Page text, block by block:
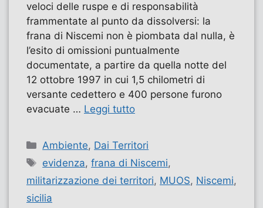
veloci delle ruspe e di responsabilità
frammentate al punto da dissolversi: la
frana di Niscemi non è piombata dal nulla, è
l’esito di omissioni puntualmente
documentate, a partire da quella notte del
12 ottobre 1997 in cui 1,5 chilometri di
versante cedettero e 400 persone furono
evacuate … Leggi tutto
Categorie
Ambiente, Dai Territori
Tag
evidenza,frana di Niscemi,
militarizzazione dei territori, MUOS, Niscemi,
sicilia